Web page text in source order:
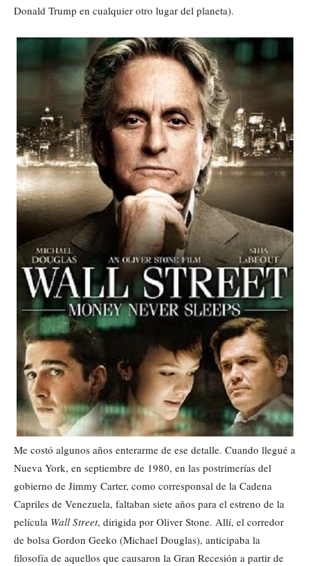
Donald Trump en cualquier otro lugar del planeta).
Me costó algunos años enterarme de ese detalle. Cuando llegué a
Nueva York, en septiembre de 1980, en las postrimerías del
gobierno de Jimmy Carter, como corresponsal de la Cadena
Capriles de Venezuela, faltaban siete años para el estreno de la
película Wall Street, dirigida por Oliver Stone. Allí, el corredor
de bolsa Gordon Geeko (Michael Douglas), anticipaba la
filosofía de aquellos que causaron la Gran Recesión a partir de